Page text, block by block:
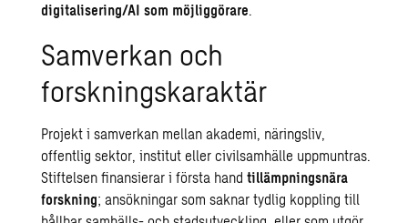
digitalisering/AI som möjliggörare.
Samverkan och
forskningskaraktär
Projekt i samverkan mellan akademi, näringsliv,
offentlig sektor, institut eller civilsamhälle uppmuntras.
Stiftelsen finansierar i första handtillämpningsnära
forskning; ansökningar som saknar tydlig koppling till